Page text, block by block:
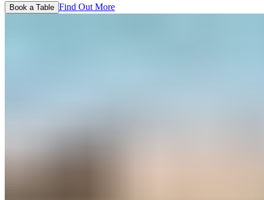
Book a Table​​​​‌ ‍ ​‍​‍‌‍ ‌ ​‍‌‍‍‌‌‍‌ ‌‍‍‌‌‍ ‍​‍​‍​ ‍‍​‍​‍‌ ​ ‌‍​‌‌‍ ‍‌‍‍‌‌ ‌​‌ ‍‌​‍ ‍‌‍‍‌‌‍ ​‍​‍​‍ ​​‍​‍‌‍‍​‌ ​‍‌‍‌‌‌‍‌‍​‍​‍​ ‍‍​‍​‍‌‍‍​‌ ‌​‌ ‌​‌ ​​‌ ​ ​ ‍‍​‍ ​‍ ‌‍ ​​‍ ‌‌‍​‌‌‍ ‍‌‍‌​​‍ ‌‌ ​‍​‍ ‌‌‍‍​‌‍ ‌ ‌​‌‍‌‌‌‍ ​‌ ​ ​‍ ‌‌ ​ ‌ ‌​‌ ‌‌‌‍‌​‌‍‍‌‌‍ ​‍ ‍‌ ‌‍‌‍‌‌‌ ​‍‌‍​ ‌‍‌‌‌‍ ​​‍ ‍‌‍​‌‌ ​​‌ ​​​‍ ‌‍‍‌‌‍ ‍‌ ‌​‌‍‌‌‌‍ ‍‌ ‌​​‍ ‌‍‌‌‌‍‌​‌‍‍‌‌ ‌​​‍ ‌‍ ‌‌‍ ‌‍‌​‌‍‌‌​ ‌‌ ​​‌ ​‍‌‍‌‌‌ ​ ‌‍‌‌‌‍ ‍‌ ‌​‌‍​‌‌ ‌​‌‍‍‌‌‍ ‌‍ ‍​ ‍ ‌‍‍‌‌‍‌​​ ‌‌‍‍​‌‍ ‌ ‌​‌‍‌‌‌‍ ​‌‌​ ‌‍‍‌‌ ‌​‌‍‌‌‌​‍​‌‍ ‌‍ ‌‌‍‌‌‌‌​​‌‍​‌‌‍‌ ‌‍‌‌​‍ ‌‌‍​ ​ ‍​‌‍‌‍‌‍‌​​ ‌ ​ ​​​ ​‌​ ​ ​‍ ‌​ ​‌​ ‌ ​ ​​​ ‌ ​‍ ‌​ ‌​‌‍‌​‌‍‌‌​ ‌‌​‍ ‌‌‍​‌​ ​​‌‍‌‍‌‍​‌​‍ ‌​ ​‌‌‍‌‍​ ‌‌​ ‌‌‌‍​ ​ ​​​ ‌ ​ ​‍‌‍​ ​ ​​​ ‌​‌‍‌‌​ ‍ ‌ ‌​‌ ‍‌‌ ​​‌‍‌‌​ ‌‌‍‍​‌‍ ‌ ‌​‌‍‌‌‌‍ ​‌‌​ ‌‍‍‌‌ ‌​‌‍‌‌‌​‍​‌‍ ‌‍ ‌‌‍‌‌‌‌​​‌‍​‌‌‍‌ ‌‍‌‌​ ‍ ‌ ​​‌‍​‌‌ ‌​‌‍‍​​ ‌‌ ​​‌‍​‌‌‍‌ ‌‍‌‌‌​​‍‌ ‌‌‌‍‍‌‌‍ ​‌‍‌​‌‍‌‌‌ ​‍​‍‌‌​ ‌‌‌​​‍‌‌ ‌‍‍ ‌‍‌‌‌ ‍‌​‍‌‌​ ​ ‌​‌​​‍‌‌​ ​ ‌​‌​​‍‌‌​ ​‍​ ​‍​ ‌ ​ ​​‌‍‌‍‌‍​‌​ ​‌​ ​ ​ ‌‍‌‍​‌​ ‌‌​ ​‍‌‍‌‌​ ​​​‍‌‌​ ​‍​ ​‍​‍‌‌​ ‌‌‌​‌​​‍ ‍‌‍​ ‌‍ ‌‍ ‍‌ ‌​‌‍‌‌‌‍ ‍‌ ‌​​‍‌‌​ ‌‌‌​​‍‌‌ ‌‍‍ ‌‍‌‌‌ ‍‌​‍‌‌​ ​ ‌​‌​​‍‌‌​ ​ ‌​‌​​‍‌‌​ ​‍​ ​‍‌‍​ ‌‍​ ​ ‌‍‌‍‌‌​ ​ ‌‍‌​​ ‍​​ ​‌‌‍‌‍‌‍‌‍​ ‍‌​ ​‍​‍‌‌​ ​‍​ ​‍​‍‌‌​ ‌‌‌​‌​​‍ ‍‌ ​​‌ ​‍‌‍‍‌‌‍ ‌‌‍​‌‌ ​‍‌ ‍‌‌​​ ‌ ‌​‌‍​‌​‍ ‍‌‍ ​‌‍​‌‌‍​‍‌‍‌‌‌‍ ​​ ‌‍​‍‌‍​‌‌ ​ ‌‍‌‌‌‌‌‌‌ ​‍‌‍ ​​ ‌‌‍‍​‌ ‌​‌ ‌​‌ ​​‌ ​ ​‍‌‌​ ​ ‌​​‌​‍‌‌​ ​‍‌​‌‍​‍‌‌​ ​‍‌​‌‍‌‍ ​​‍ ‌‌‍​‌‌‍ ‍‌‍‌​​‍ ‌‌ ​‍​‍ ‌‌‍‍​‌‍ ‌ ‌​‌‍‌‌‌‍ ​‌ ​ ​‍ ‌‌ ​ ‌ ‌​‌ ‌‌‌‍‌​‌‍‍‌‌‍ ​‍ ‍‌ ‌‍‌‍‌‌‌ ​‍‌‍​ ‌‍‌‌‌‍ ​​‍ ‍‌‍​‌‌ ​​‌ ​​​‍‌‍‌‍‍‌‌‍‌​​ ‌‌‍‍​‌‍ ‌ ‌​‌‍‌‌‌‍ ​‌‌​ ‌‍‍‌‌ ‌​‌‍‌‌‌​‍​‌‍ ‌‍ ‌‌‍‌‌‌‌​​‌‍​‌‌‍‌ ‌‍‌‌​‍ ‌‌‍​ ​ ‍​‌‍‌‍‌‍‌​​ ‌ ​ ​​​ ​‌​ ​ ​‍ ‌​ ​‌​ ‌ ​ ​​​ ‌ ​‍ ‌​ ‌​‌‍‌​‌‍‌‌​ ‌‌​‍ ‌‌‍​‌​ ​​‌‍‌‍‌‍​‌​‍ ‌​ ​‌‌‍‌‍​ ‌‌​ ‌‌‌‍​ ​ ​​​ ‌ ​ ​‍‌‍​ ​ ​​​ ‌​‌‍‌‌​‍‌‍‌ ‌​‌ ‍‌‌ ​​‌‍‌‌​ ‌‌‍‍​‌‍ ‌ ‌​‌‍‌‌‌‍ ​‌‌​ ‌‍‍‌‌ ‌​‌‍‌‌‌​‍​‌‍ ‌‍ ‌‌‍‌‌‌‌​​‌‍​‌‌‍‌ ‌‍‌‌​‍‌‍‌ ​​‌‍​‌‌ ‌​‌‍‍​​ ‌‌ ​​‌‍​‌‌‍‌ ‌‍‌‌‌​​‍‌ ‌‌‌‍‍‌‌‍ ​‌‍‌​‌‍‌‌‌ ​‍​‍‌‌​ ‌‌‌​​‍‌‌ ‌‍‍ ‌‍‌‌‌ ‍‌​‍‌‌​ ​ ‌​‌​​‍‌‌​ ​ ‌​‌​​‍‌‌​ ​‍​ ​‍​ ‌ ​ ​​‌‍‌‍‌‍​‌​ ​‌​ ​ ​ ‌‍‌‍​‌​ ‌‌​ ​‍‌‍‌‌​ ​​​‍‌‌​ ​‍​ ​‍​‍‌‌​ ‌‌‌​‌​​‍ ‍‌‍​ ‌‍ ‌‍ ‍‌ ‌​‌‍‌‌‌‍ ‍‌ ‌​​‍‌‌​ ‌‌‌​​‍‌‌ ‌‍‍ ‌‍‌‌‌ ‍‌​‍‌‌​ ​ ‌​‌​​‍‌‌​ ​ ‌​‌​​‍‌‌​ ​‍​ ​‍‌‍​ ‌‍​ ​ ‌‍‌‍‌‌​ ​ ‌‍‌​​ ‍​​ ​‌‌‍‌‍‌‍‌‍​ ‍‌​ ​‍​‍‌‌​ ​‍​ ​‍​‍‌‌​ ‌‌‌​‌​​‍ ‍‌ ​​‌ ​‍‌‍‍‌‌‍ ‌‌‍​‌‌ ​‍‌ ‍‌‌​​ ‌ ‌​‌‍​‌​‍ ‍‌‍ ​‌‍​‌‌‍​‍‌‍‌‌‌‍ ​​‍‌‍‌ ​​‌‍‌‌‌ ​‍‌ ​ ‌ ​​‌‍‌‌‌‍​ ‌ ‌​‌‍‍‌‌ ‌‍‌‍‌‌​ ‌‌ ​​‌ ‌‌‌‍​‍‌‍ ​‌‍‍‌‌ ​ ‌‍‍​‌‍‌‌‌‍‌​​‍​‍‌ ‌ Find Out More​​​​‌ ‍ ​‍​‍‌‍ ‌ ​‍‌‍‍‌‌‍‌ ‌‍‍‌‌‍ ‍​‍​‍​ ‍‍​‍​‍‌ ​ ‌‍​‌‌‍ ‍‌‍‍‌‌ ‌​‌ ‍‌​‍ ‍‌‍‍‌‌‍ ​‍​‍​‍ ​​‍​‍‌‍‍​‌ ​‍‌‍‌‌‌‍‌‍​‍​‍​ ‍‍​‍​‍‌‍‍​‌ ‌​‌ ‌​‌ ​​‌ ​ ​ ‍‍​‍ ​‍ ‌‍ ​​‍ ‌‌‍​‌‌‍ ‍‌‍‌​​‍ ‌‌ ​‍​‍ ‌‌‍‍​‌‍ ‌ ‌​‌‍‌‌‌‍ ​‌ ​ ​‍ ‌‌ ​ ‌ ‌​‌ ‌‌‌‍‌​‌‍‍‌‌‍ ​‍ ‍‌ ‌‍‌‍‌‌‌ ​‍‌‍​ ‌‍‌‌‌‍ ​​‍ ‍‌‍​‌‌ ​​‌ ​​​‍ ‌‍‍‌‌‍ ‍‌ ‌​‌‍‌‌‌‍ ‍‌ ‌​​‍ ‌‍‌‌‌‍‌​‌‍‍‌‌ ‌​​‍ ‌‍ ‌‌‍ ‌‍‌​‌‍‌‌​ ‌‌ ​​‌ ​‍‌‍‌‌‌ ​ ‌‍‌‌‌‍ ‍‌ ‌​‌‍​‌‌ ‌​‌‍‍‌‌‍ ‌‍ ‍​ ‍ ‌‍‍‌‌‍‌​​ ‌‌‍‍​‌‍ ‌ ‌​‌‍‌‌‌‍ ​‌‌​ ‌‍‍‌‌ ‌​‌‍‌‌‌​‍​‌‍ ‌‍ ‌‌‍‌‌‌‌​​‌‍​‌‌‍‌ ‌‍‌‌​‍ ‌‌‍​ ​ ‍​‌‍‌‍‌‍‌​​ ‌ ​ ​​​ ​‌​ ​ ​‍ ‌​ ​‌​ ‌ ​ ​​​ ‌ ​‍ ‌​ ‌​‌‍‌​‌‍‌‌​ ‌‌​‍ ‌‌‍​‌​ ​​‌‍‌‍‌‍​‌​‍ ‌​ ​‌‌‍‌‍​ ‌‌​ ‌‌‌‍​ ​ ​​​ ‌ ​ ​‍‌‍​ ​ ​​​ ‌​‌‍‌‌​ ‍ ‌ ‌​‌ ‍‌‌ ​​‌‍‌‌​ ‌‌‍‍​‌‍ ‌ ‌​‌‍‌‌‌‍ ​‌‌​ ‌‍‍‌‌ ‌​‌‍‌‌‌​‍​‌‍ ‌‍ ‌‌‍‌‌‌‌​​‌‍​‌‌‍‌ ‌‍‌‌​ ‍ ‌ ​​‌‍​‌‌ ‌​‌‍‍​​ ‌‌ ​​‌‍​‌‌‍‌ ‌‍‌‌‌​​‍‌ ‌‌‌‍‍‌‌‍ ​‌‍‌​‌‍‌‌‌ ​‍​‍‌‌​ ‌‌‌​​‍‌‌ ‌‍‍ ‌‍‌‌‌ ‍‌​‍‌‌​ ​ ‌​‌​​‍‌‌​ ​ ‌​‌​​‍‌‌​ ​‍​ ​‍​ ‌ ​ ​​‌‍‌‍‌‍​‌​ ​‌​ ​ ​ ‌‍‌‍​‌​ ‌‌​ ​‍‌‍‌‌​ ​​​‍‌‌​ ​‍​ ​‍​‍‌‌​ ‌‌‌​‌​​‍ ‍‌‍​ ‌‍ ‌‍ ‍‌ ‌​‌‍‌‌‌‍ ‍‌ ‌​​‍‌‌​ ‌‌‌​​‍‌‌ ‌‍‍ ‌‍‌‌‌ ‍‌​‍‌‌​ ​ ‌​‌​​‍‌‌​ ​ ‌​‌​​‍‌‌​ ​‍​ ​‍‌‍​ ‌‍​ ​ ‌‍‌‍‌‌​ ​ ‌‍‌​​ ‍​​ ​‌‌‍‌‍‌‍‌‍​ ‍‌​ ​‍​‍‌‌​ ​‍​ ​‍​‍‌‌​ ‌‌‌​‌​​‍ ‍‌ ​ ‌‍‌‌‌‍​ ‌‍ ‌‍ ‍‌‍‌​‌‍​‌‌ ​‍‌ ‍‌‌​​ ‌ ‌​‌‍​‌​‍ ‍‌‍ ​‌‍​‌‌‍​‍‌‍‌‌‌‍ ​​ ‌‍​‍‌‍​‌‌ ​ ‌‍‌‌‌‌‌‌‌ ​‍‌‍ ​​ ‌‌‍‍​‌ ‌​‌ ‌​‌ ​​‌ ​ ​‍‌‌​ ​ ‌​​‌​‍‌‌​ ​‍‌​‌‍​‍‌‌​ ​‍‌​‌‍‌‍ ​​‍ ‌‌‍​‌‌‍ ‍‌‍‌​​‍ ‌‌ ​‍​‍ ‌‌‍‍​‌‍ ‌ ‌​‌‍‌‌‌‍ ​‌ ​ ​‍ ‌‌ ​ ‌ ‌​‌ ‌‌‌‍‌​‌‍‍‌‌‍ ​‍ ‍‌ ‌‍‌‍‌‌‌ ​‍‌‍​ ‌‍‌‌‌‍ ​​‍ ‍‌‍​‌‌ ​​‌ ​​​‍‌‍‌‍‍‌‌‍‌​​ ‌‌‍‍​‌‍ ‌ ‌​‌‍‌‌‌‍ ​‌‌​ ‌‍‍‌‌ ‌​‌‍‌‌‌​‍​‌‍ ‌‍ ‌‌‍‌‌‌‌​​‌‍​‌‌‍‌ ‌‍‌‌​‍ ‌‌‍​ ​ ‍​‌‍‌‍‌‍‌​​ ‌ ​ ​​​ ​‌​ ​ ​‍ ‌​ ​‌​ ‌ ​ ​​​ ‌ ​‍ ‌​ ‌​‌‍‌​‌‍‌‌​ ‌‌​‍ ‌‌‍​‌​ ​​‌‍‌‍‌‍​‌​‍ ‌​ ​‌‌‍‌‍​ ‌‌​ ‌‌‌‍​ ​ ​​​ ‌ ​ ​‍‌‍​ ​ ​​​ ‌​‌‍‌‌​‍‌‍‌ ‌​‌ ‍‌‌ ​​‌‍‌‌​ ‌‌‍‍​‌‍ ‌ ‌​‌‍‌‌‌‍ ​‌‌​ ‌‍‍‌‌ ‌​‌‍‌‌‌​‍​‌‍ ‌‍ ‌‌‍‌‌‌‌​​‌‍​‌‌‍‌ ‌‍‌‌​‍‌‍‌ ​​‌‍​‌‌ ‌​‌‍‍​​ ‌‌ ​​‌‍​‌‌‍‌ ‌‍‌‌‌​​‍‌ ‌‌‌‍‍‌‌‍ ​‌‍‌​‌‍‌‌‌ ​‍​‍‌‌​ ‌‌‌​​‍‌‌ ‌‍‍ ‌‍‌‌‌ ‍‌​‍‌‌​ ​ ‌​‌​​‍‌‌​ ​ ‌​‌​​‍‌‌​ ​‍​ ​‍​ ‌ ​ ​​‌‍‌‍‌‍​‌​ ​‌​ ​ ​ ‌‍‌‍​‌​ ‌‌​ ​‍‌‍‌‌​ ​​​‍‌‌​ ​‍​ ​‍​‍‌‌​ ‌‌‌​‌​​‍ ‍‌‍​ ‌‍ ‌‍ ‍‌ ‌​‌‍‌‌‌‍ ‍‌ ‌​​‍‌‌​ ‌‌‌​​‍‌‌ ‌‍‍ ‌‍‌‌‌ ‍‌​‍‌‌​ ​ ‌​‌​​‍‌‌​ ​ ‌​‌​​‍‌‌​ ​‍​ ​‍‌‍​ ‌‍​ ​ ‌‍‌‍‌‌​ ​ ‌‍‌​​ ‍​​ ​‌‌‍‌‍‌‍‌‍​ ‍‌​ ​‍​‍‌‌​ ​‍​ ​‍​‍‌‌​ ‌‌‌​‌​​‍ ‍‌ ​ ‌‍‌‌‌‍​ ‌‍ ‌‍ ‍‌‍‌​‌‍​‌‌ ​‍‌ ‍‌‌​​ ‌ ‌​‌‍​‌​‍ ‍‌‍ ​‌‍​‌‌‍​‍‌‍‌‌‌‍ ​​‍‌‍‌ ​​‌‍‌‌‌ ​‍‌ ​ ‌ ​​‌‍‌‌‌‍​ ‌ ‌​‌‍‍‌‌ ‌‍‌‍‌‌​ ‌‌ ​​‌ ‌‌‌‍​‍‌‍ ​‌‍‍‌‌ ​ ‌‍‍​‌‍‌‌‌‍‌​​‍​‍‌ ‌